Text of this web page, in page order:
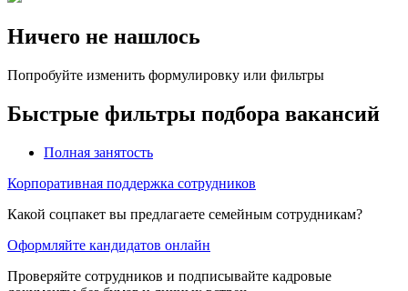
Ничего не нашлось
Попробуйте изменить формулировку или фильтры
Быстрые фильтры подбора вакансий
Полная занятость
Корпоративная поддержка сотрудников
Какой соцпакет вы предлагаете семейным сотрудникам?
Оформляйте кандидатов онлайн
Проверяйте сотрудников и подписывайте кадровые